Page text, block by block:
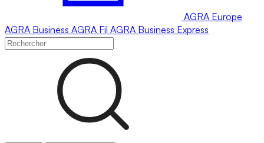
AGRA Europe
AGRA Business AGRA Fil AGRA Business Express